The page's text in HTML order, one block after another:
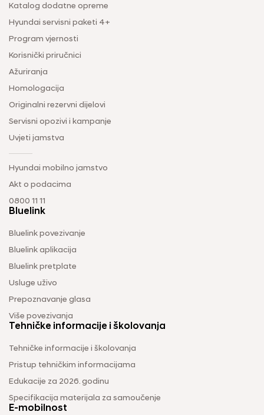
Katalog dodatne opreme
Hyundai servisni paketi 4+
Program vjernosti
Korisnički priručnici
Ažuriranja
Homologacija
Originalni rezervni dijelovi
Servisni opozivi i kampanje
Uvjeti jamstva
Hyundai mobilno jamstvo
Akt o podacima
0800 11 11
Bluelink
Bluelink povezivanje
Bluelink aplikacija
Bluelink pretplate
Usluge uživo
Prepoznavanje glasa
Više povezivanja
Tehničke informacije i školovanja
Tehničke informacije i školovanja
Pristup tehničkim informacijama
Edukacije za 2026. godinu
Specifikacija materijala za samoučenje
E-mobilnost